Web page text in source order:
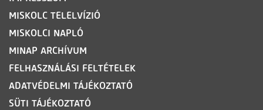
MISKOLC TELELVÍZIÓ
MISKOLCI NAPLÓ
MINAP ARCHÍVUM
FELHASZNÁLÁSI FELTÉTELEK
ADATVÉDELMI TÁJÉKOZTATÓ
SÜTI TÁJÉKOZTATÓ